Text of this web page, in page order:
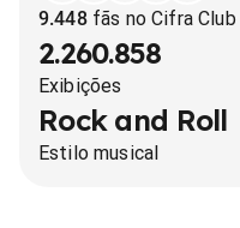
9.448fãs no Cifra Club
2.260.858
Exibições
Rock and Roll
Estilo musical